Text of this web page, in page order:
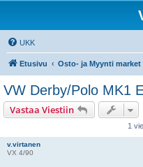
UKK
Etusivu Osto- ja Myynti market
VW Derby/Polo MK1
Vastaa Viestiin
1
v.virtanen
VX 4/90